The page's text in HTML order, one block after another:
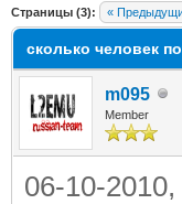
Страницы (3): «
сколько человек
m095
Member
06-10-